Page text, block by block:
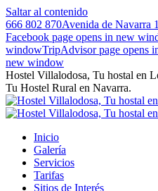
Saltar al contenido
666 802 870Avenida de Navarra
Facebook page opens in new
windowTripAdvisor page opens
new window
Hostel Villalodosa, Tu hostal en
Tu Hostel Rural en Navarra.
Inicio
Galería
Servicios
Tarifas
Sitios de Interés